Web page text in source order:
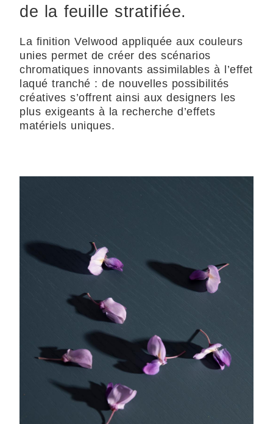
de la feuille stratifiée.
La finition Velwood appliquée aux couleurs
unies permet de créer des scénarios
chromatiques innovants assimilables à l’effet
laqué tranché : de nouvelles possibilités
créatives s’offrent ainsi aux designers les
plus exigeants à la recherche d’effets
matériels uniques.